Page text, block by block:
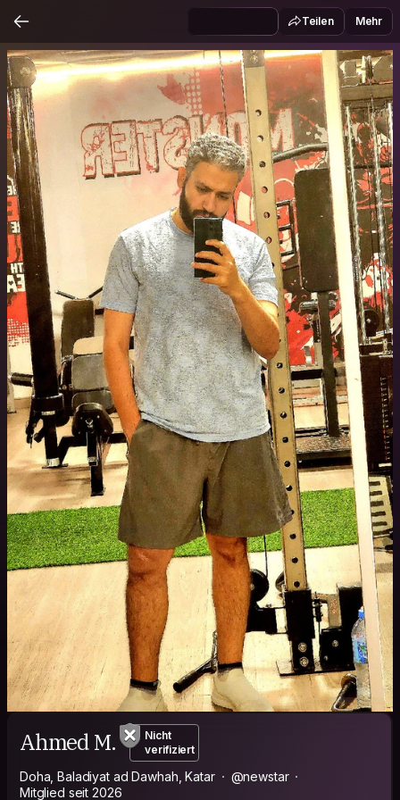
Teilen Mehr
Ahmed M.
Nicht
verifiziert
Doha, Baladiyat ad Dawhah, Katar
@newstar
Mitglied seit 2026